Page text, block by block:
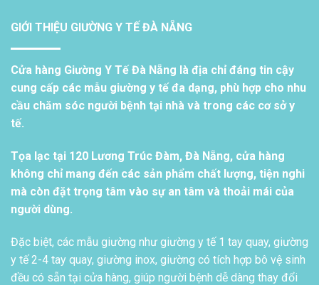
GIỚI THIỆU GIƯỜNG Y TẾ ĐÀ NẴNG
Cửa hàng Giường Y Tế Đà Nẵng là địa chỉ đáng tin cậy
cung cấp các mẫu giường y tế đa dạng, phù hợp cho nhu
cầu chăm sóc người bệnh tại nhà và trong các cơ sở y
tế.
Tọa lạc tại 120 Lương Trúc Đàm, Đà Nẵng, cửa hàng
không chỉ mang đến các sản phẩm chất lượng, tiện nghi
mà còn đặt trọng tâm vào sự an tâm và thoải mái của
người dùng.
Đặc biệt, các mẫu giường như giường y tế 1 tay quay, giường
y tế 2-4 tay quay, giường inox, giường có tích hợp bô vệ sinh
đều có sẵn tại cửa hàng, giúp người bệnh dễ dàng thay đổi